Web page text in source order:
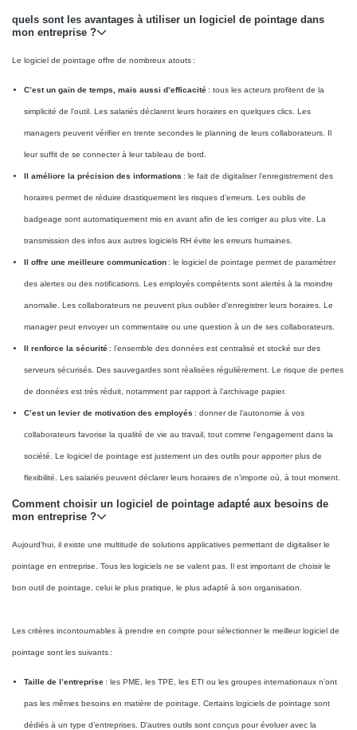
quels sont les avantages à utiliser un logiciel de pointage dans
mon entreprise ?
Le logiciel de pointage offre de nombreux atouts :
C’est un gain de temps, mais aussi d’efficacité : tous les acteurs profitent de la
simplicité de l’outil. Les salariés déclarent leurs horaires en quelques clics. Les
managers peuvent vérifier en trente secondes le planning de leurs collaborateurs. Il
leur suffit de se connecter à leur tableau de bord.
Il améliore la précision des informations : le fait de digitaliser l’enregistrement des
horaires permet de réduire drastiquement les risques d’erreurs. Les oublis de
badgeage sont automatiquement mis en avant afin de les corriger au plus vite. La
transmission des infos aux autres logiciels RH évite les erreurs humaines.
Il offre une meilleure communication : le logiciel de pointage permet de paramétrer
des alertes ou des notifications. Les employés compétents sont alertés à la moindre
anomalie. Les collaborateurs ne peuvent plus oublier d’enregistrer leurs horaires. Le
manager peut envoyer un commentaire ou une question à un de ses collaborateurs.
Il renforce la sécurité : l’ensemble des données est centralisé et stocké sur des
serveurs sécurisés. Des sauvegardes sont réalisées régulièrement. Le risque de pertes
de données est très réduit, notamment par rapport à l’archivage papier.
C’est un levier de motivation des employés : donner de l’autonomie à vos
collaborateurs favorise la qualité de vie au travail, tout comme l’engagement dans la
société. Le logiciel de pointage est justement un des outils pour apporter plus de
flexibilité. Les salariés peuvent déclarer leurs horaires de n’importe où, à tout moment.
Comment choisir un logiciel de pointage adapté aux besoins de
mon entreprise ?
Aujourd’hui, il existe une multitude de solutions applicatives permettant de digitaliser le
pointage en entreprise. Tous les logiciels ne se valent pas. Il est important de choisir le
bon outil de pointage, celui le plus pratique, le plus adapté à son organisation.
Les critères incontournables à prendre en compte pour sélectionner le meilleur logiciel de
pointage sont les suivants :
Taille de l’entreprise : les PME, les TPE, les ETI ou les groupes internationaux n’ont
pas les mêmes besoins en matière de pointage. Certains logiciels de pointage sont
dédiés à un type d’entreprises. D’autres outils sont conçus pour évoluer avec la